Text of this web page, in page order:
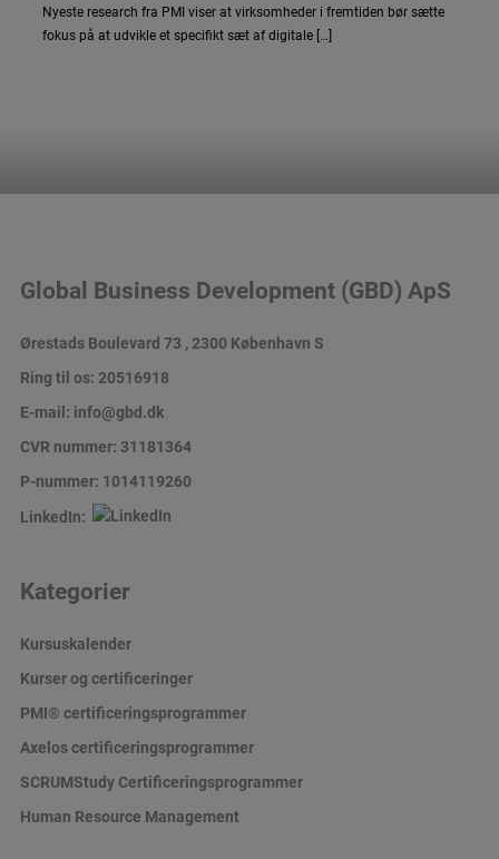
Nyeste research fra PMI viser at virksomheder i fremtiden bør sætte
fokus på at udvikle et specifikt sæt af digitale […]
Global Business Development (GBD) ApS
Ørestads Boulevard 73 , 2300 København S
Ring til os: 20516918
E-mail: info@gbd.dk
CVR nummer: 31181364
P-nummer: 1014119260
LinkedIn:
Kategorier
Kursuskalender
Kurser og certificeringer
PMI® certificeringsprogrammer
Axelos certificeringsprogrammer
SCRUMStudy Certificeringsprogrammer
Human Resource Management